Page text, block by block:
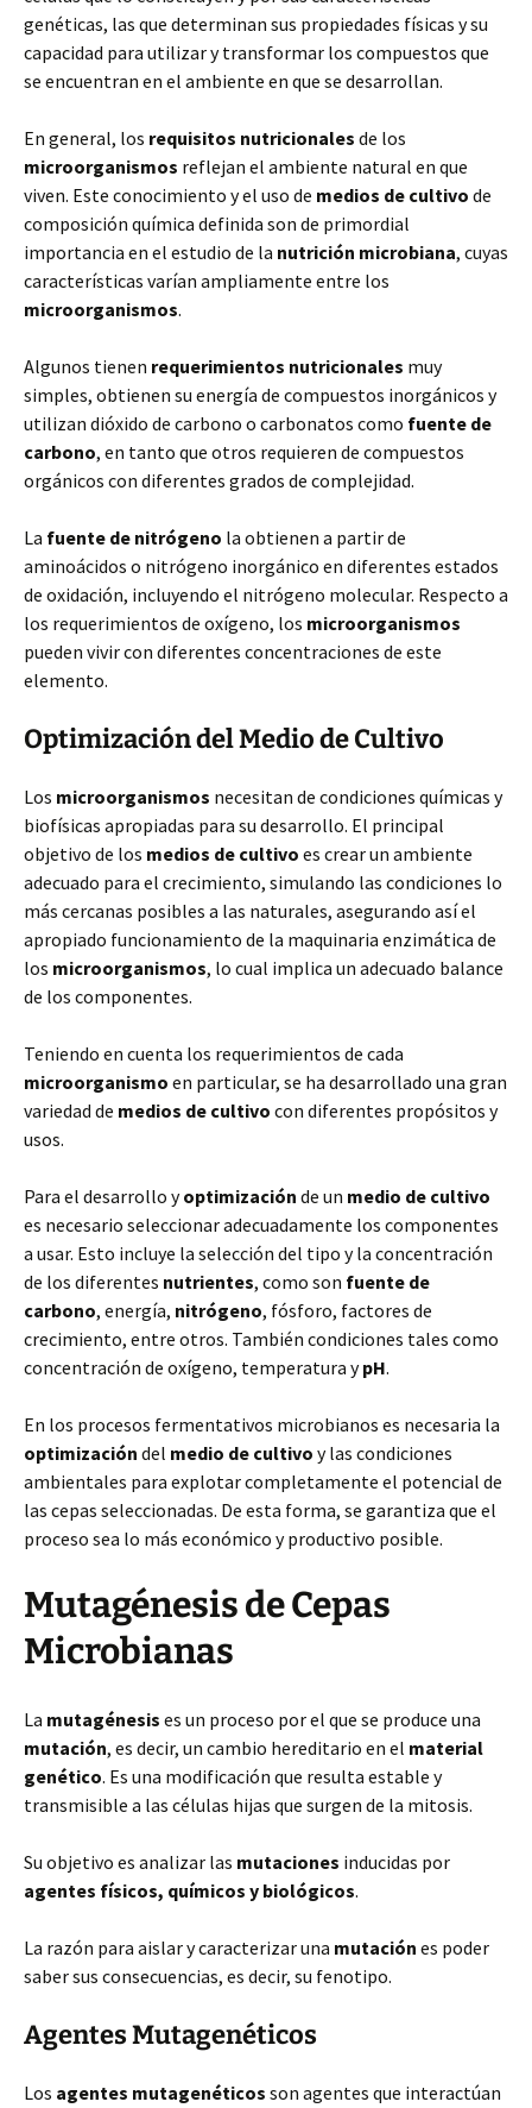
genéticas, las que determinan sus propiedades físicas y su
capacidad para utilizar y transformar los compuestos que
se encuentran en el ambiente en que se desarrollan.
En general, los requisitos nutricionales de los
microorganismos reflejan el ambiente natural en que
viven. Este conocimiento y el uso de medios de cultivo de
composición química definida son de primordial
importancia en el estudio de la nutrición microbiana, cuyas
características varían ampliamente entre los
microorganismos.
Algunos tienen requerimientos nutricionales muy
simples, obtienen su energía de compuestos inorgánicos y
utilizan dióxido de carbono o carbonatos como fuente de
carbono, en tanto que otros requieren de compuestos
orgánicos con diferentes grados de complejidad.
La fuente de nitrógeno la obtienen a partir de
aminoácidos o nitrógeno inorgánico en diferentes estados
de oxidación, incluyendo el nitrógeno molecular. Respecto a
los requerimientos de oxígeno, los microorganismos
pueden vivir con diferentes concentraciones de este
elemento.
Optimización del Medio de Cultivo
Los microorganismos necesitan de condiciones químicas y
biofísicas apropiadas para su desarrollo. El principal
objetivo de los medios de cultivo es crear un ambiente
adecuado para el crecimiento, simulando las condiciones lo
más cercanas posibles a las naturales, asegurando así el
apropiado funcionamiento de la maquinaria enzimática de
los microorganismos, lo cual implica un adecuado balance
de los componentes.
Teniendo en cuenta los requerimientos de cada
microorganismo en particular, se ha desarrollado una gran
variedad de medios de cultivo con diferentes propósitos y
usos.
Para el desarrollo yoptimización de un medio de cultivo
es necesario seleccionar adecuadamente los componentes
a usar. Esto incluye la selección del tipo y la concentración
de los diferentes nutrientes, como son fuente de
carbono, energía, nitrógeno, fósforo, factores de
crecimiento, entre otros. También condiciones tales como
concentración de oxígeno, temperatura ypH.
En los procesos fermentativos microbianos es necesaria la
optimización del medio de cultivo y las condiciones
ambientales para explotar completamente el potencial de
las cepas seleccionadas. De esta forma, se garantiza que el
proceso sea lo más económico y productivo posible.
Mutagénesis de Cepas
Microbianas
La mutagénesis es un proceso por el que se produce una
mutación, es decir, un cambio hereditario en el material
genético. Es una modificación que resulta estable y
transmisible a las células hijas que surgen de la mitosis.
Su objetivo es analizar las mutaciones inducidas por
agentes físicos, químicos y biológicos.
La razón para aislar y caracterizar una mutación es poder
saber sus consecuencias, es decir, su fenotipo.
Agentes Mutagenéticos
Los agentes mutagenéticos son agentes que interactúan